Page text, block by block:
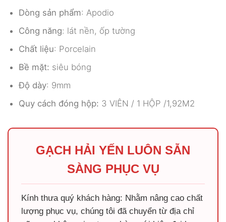
Dòng sản phẩm: Apodio
Công năng: lát nền, ốp tường
Chất liệu: Porcelain
Bề mặt: siêu bóng
Độ dày: 9mm
Quy cách đóng hộp: 3 VIÊN / 1 HỘP /1,92M2
GẠCH HẢI YẾN LUÔN SẴN
SÀNG PHỤC VỤ
Kính thưa quý khách hàng: Nhằm nâng cao chất
lượng phục vụ, chúng tôi đã chuyển từ địa chỉ